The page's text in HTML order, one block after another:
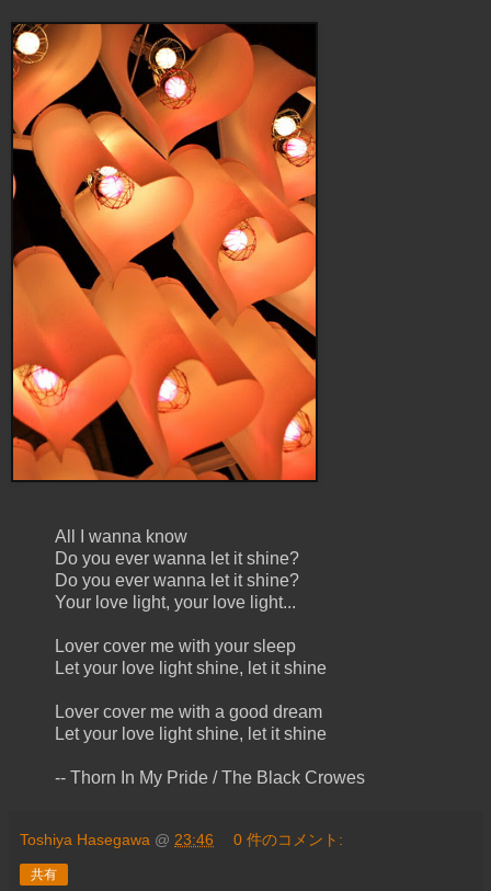
All I wanna know
Do you ever wanna let it shine?
Do you ever wanna let it shine?
Your love light, your love light...
Lover cover me with your sleep
Let your love light shine, let it shine
Lover cover me with a good dream
Let your love light shine, let it shine
-- Thorn In My Pride / The Black Crowes
Toshiya Hasegawa @ 23:46 0 件のコメント:
共有